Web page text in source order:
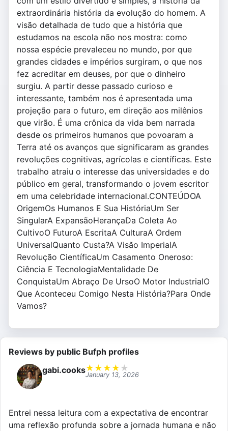
extraordinária história da evolução do homem. A
visão detalhada de tudo que a história que
estudamos na escola não nos mostra: como
nossa espécie prevaleceu no mundo, por que
grandes cidades e impérios surgiram, o que nos
fez acreditar em deuses, por que o dinheiro
surgiu. A partir desse passado curioso e
interessante, também nos é apresentada uma
projeção para o futuro, em direção aos milênios
que virão. É uma crônica da vida bem narrada
desde os primeiros humanos que povoaram a
Terra até os avanços que significaram as grandes
revoluções cognitivas, agrícolas e científicas. Este
trabalho atraiu o interesse das universidades e do
público em geral, transformando o jovem escritor
em uma celebridade internacional.CONTEÚDOA
OrigemOs Humanos E Sua HistóriaUm Ser
SingularA ExpansãoHerançaDa Coleta Ao
CultivoO FuturoA EscritaA CulturaA Ordem
UniversalQuanto Custa?A Visão ImperialA
Revolução CientíficaUm Casamento Oneroso:
Ciência E TecnologiaMentalidade De
ConquistaUm Abraço De UrsoO Motor IndustrialO
Que Aconteceu Comigo Nesta História?Para Onde
Vamos?
Reviews by public Bufph profiles
gabi.cooks★ ★ ★ ★ ★
January 13, 2026
Entrei nessa leitura com a expectativa de encontrar
uma reflexão profunda sobre a jornada humana e não